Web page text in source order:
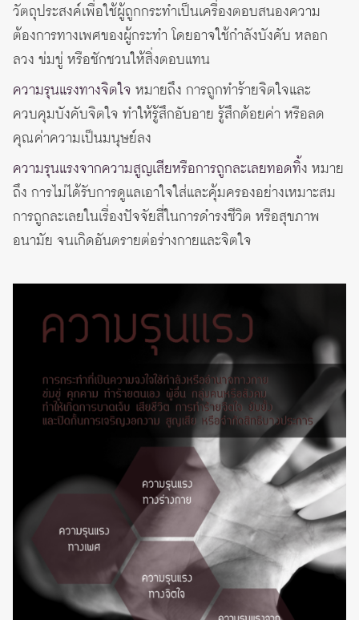
วัตถุประสงค์เพื่อใช้ผู้ถูกกระทำเป็นเครื่องตอบสนองความ
ต้องการทางเพศของผู้กระทำ โดยอาจใช้กำลังบังคับ หลอก
ลวง ข่มขู่ หรือชักชวนให้สิ่งตอบแทน
ความรุนแรงทางจิตใจ หมายถึง การถูกทำร้ายจิตใจและ
ควบคุมบังคับจิตใจ ทำให้รู้สึกอับอาย รู้สึกด้อยค่า หรือลด
คุณค่าความเป็นมนุษย์ลง
ความรุนแรงจากความสูญเสียหรือการถูกละเลยทอดทิ้ง หมาย
ถึง การไม่ได้รับการดูแลเอาใจใส่และคุ้มครองอย่างเหมาะสม
การถูกละเลยในเรื่องปัจจัยสี่ในการดำรงชีวิต หรือสุขภาพ
อนามัย จนเกิดอันตรายต่อร่างกายและจิตใจ